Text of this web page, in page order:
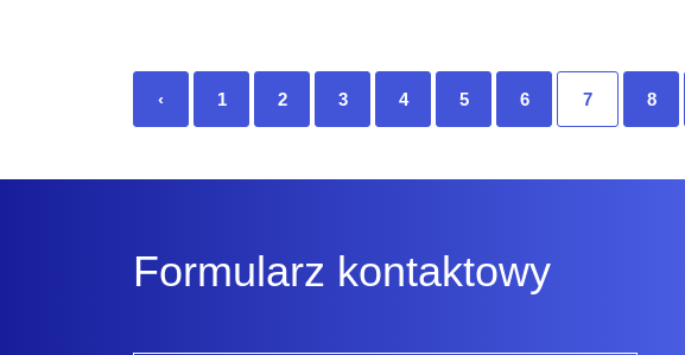
‹ 1 2 3 4 5 6 7 8
Formularz kontaktowy